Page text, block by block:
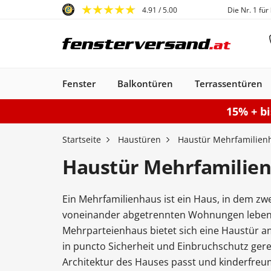
4.91 / 5.00 Die Nr. 1 für
Fenster
KunststofffensterKunststoff-Alu
Fenster
Holzfenster
Fenster
Balkontüren
Balkontüren
Kunststoff
Balkontüren
Kunststoff-Alu
Balkontür
Terrassentüren
PSK-Türen Smart-Slide
Terrassentür
Haustüren
Kunststoff
Haustüren
Stahl-Alu
Haustüren
Aluminium
Haustür konfigurieren
Rollladen
Konfigurieren
Raffstores
Konfigurieren
Einzeltor Doppeltor
Gartentor
Sektionaltore
Sektionaltor konfigurieren
Anbau Carports Carports
Carport konfigurieren
15% +
Startseite Haustüren Haustür
Haustür
Ein Mehrfamilienhaus ist ein Haus, in dem
voneinander abgetrennten Wohnungen
Mehrparteienhaus bietet sich eine Haustür
in puncto Sicherheit und Einbruchschutz
Architektur des Hauses passt und